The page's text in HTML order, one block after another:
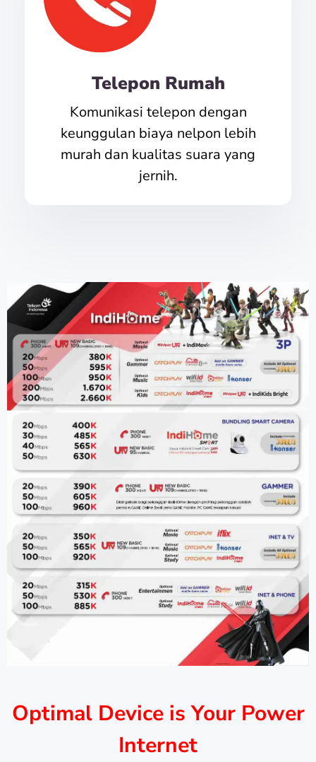
Telepon Rumah
Komunikasi telepon dengan
keunggulan biaya nelpon lebih
murah dan kualitas suara yang
jernih.
Optimal Device is Your Power
Internet